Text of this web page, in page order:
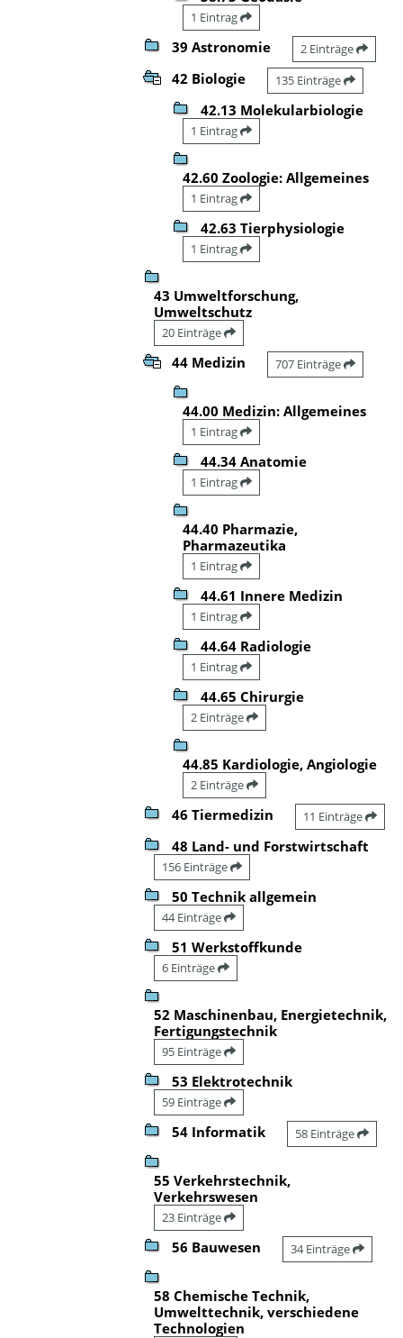
1 Eintrag
39 Astronomie 2 Einträge
42 Biologie 135 Einträge
42.13 Molekularbiologie
1 Eintrag
42.60 Zoologie: Allgemeines
1 Eintrag
42.63 Tierphysiologie
1 Eintrag
43 Umweltforschung,
Umweltschutz
20 Einträge
44 Medizin 707 Einträge
44.00 Medizin: Allgemeines
1 Eintrag
44.34 Anatomie
1 Eintrag
44.40 Pharmazie,
Pharmazeutika
1 Eintrag
44.61 Innere Medizin
1 Eintrag
44.64 Radiologie
1 Eintrag
44.65 Chirurgie
2 Einträge
44.85 Kardiologie, Angiologie
2 Einträge
46 Tiermedizin 11 Einträge
48 Land- und Forstwirtschaft
156 Einträge
50 Technik allgemein
44 Einträge
51 Werkstoffkunde
6 Einträge
52 Maschinenbau, Energietechnik,
Fertigungstechnik
95 Einträge
53 Elektrotechnik
59 Einträge
54 Informatik 58 Einträge
55 Verkehrstechnik,
Verkehrswesen
23 Einträge
56 Bauwesen 34 Einträge
58 Chemische Technik,
Umwelttechnik, verschiedene
Technologien